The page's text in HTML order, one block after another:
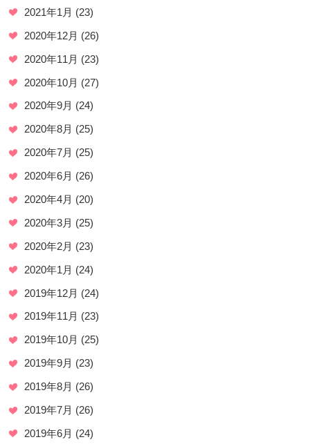
2021年1月 (23)
2020年12月 (26)
2020年11月 (23)
2020年10月 (27)
2020年9月 (24)
2020年8月 (25)
2020年7月 (25)
2020年6月 (26)
2020年4月 (20)
2020年3月 (25)
2020年2月 (23)
2020年1月 (24)
2019年12月 (24)
2019年11月 (23)
2019年10月 (25)
2019年9月 (23)
2019年8月 (26)
2019年7月 (26)
2019年6月 (24)